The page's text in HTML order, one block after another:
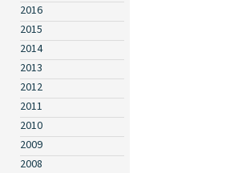
2016
2015
2014
2013
2012
2011
2010
2009
2008